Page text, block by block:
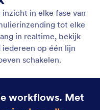
in elke fase van
tot elke
in realtime, bekijk
op één lijn
schakelen.
workflows. Met